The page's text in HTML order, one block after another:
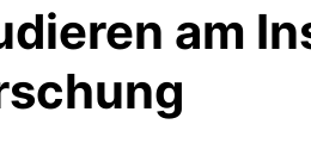
Forschen
am